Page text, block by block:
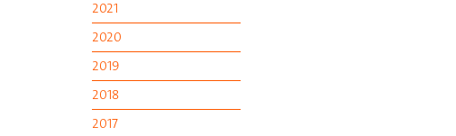
2021
2020
2019
2018
2017